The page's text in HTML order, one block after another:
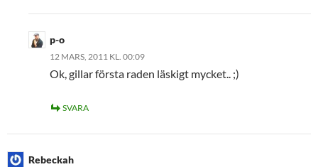
p-o
12 MARS, 2011 KL. 00:09
Ok, gillar första raden läskigt mycket.. ;)
SVARA
Rebeckah